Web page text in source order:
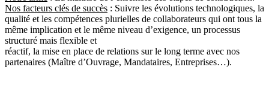
Nos facteurs clés de succès : Suivre les évolutions technologiques, la
qualité et les compétences plurielles de collaborateurs qui ont tous la
même implication et le même niveau d’exigence, un processus
structuré mais flexible et
réactif, la mise en place de relations sur le long terme avec nos
partenaires (Maître d’Ouvrage, Mandataires, Entreprises…).